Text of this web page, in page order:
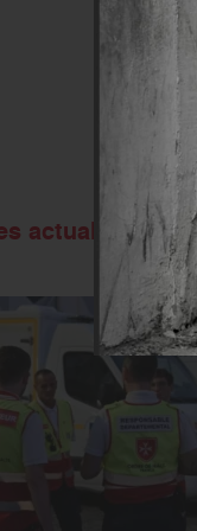
actualités de